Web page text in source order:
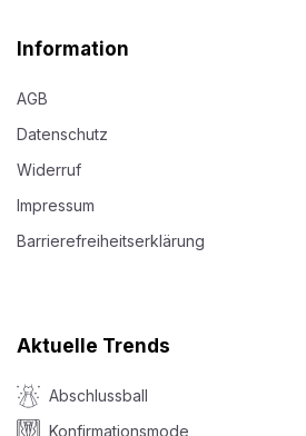
Information
AGB
Datenschutz
Widerruf
Impressum
Barrierefreiheitserklärung
Aktuelle Trends
Abschlussball
Konfirmationsmode